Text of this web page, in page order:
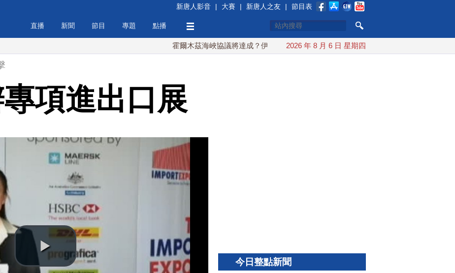
新唐人影音 | 大賽 | 新唐人之友 | 節目表
直播 新聞 節目 專題 點播
霍爾木茲海峽協議將達成？伊朗傳不收通行費 配合漢光 總統賴清德親登雲豹前進圓山指
2026 年 8 月 6 日 星期四
項進出口展
今日整點新聞